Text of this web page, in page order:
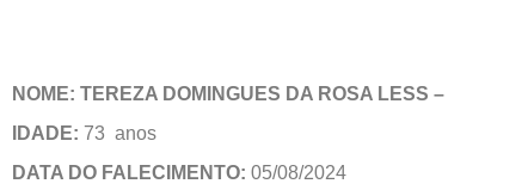
NOME: TEREZA DOMINGUES DA ROSA LESS –
IDADE: 73 anos
DATA DO FALECIMENTO: 05/08/2024